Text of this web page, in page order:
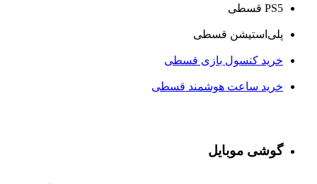
PS5 قسطی
پلی‌استیشن قسطی
خرید کنسول بازی قسطی
خرید ساعت هوشمند قسطی
گوشی موبایل